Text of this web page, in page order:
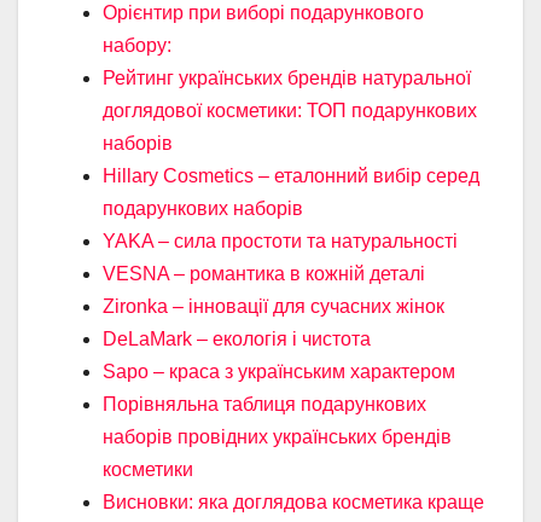
Орієнтир при виборі подарункового
набору:
Рейтинг українських брендів натуральної
доглядової косметики: ТОП подарункових
наборів
Hillary Cosmetics – еталонний вибір серед
подарункових наборів
YAKA – сила простоти та натуральності
VESNA – романтика в кожній деталі
Zironka – інновації для сучасних жінок
DeLaMark – екологія і чистота
Sapo – краса з українським характером
Порівняльна таблиця подарункових
наборів провідних українських брендів
косметики
Висновки: яка доглядова косметика краще